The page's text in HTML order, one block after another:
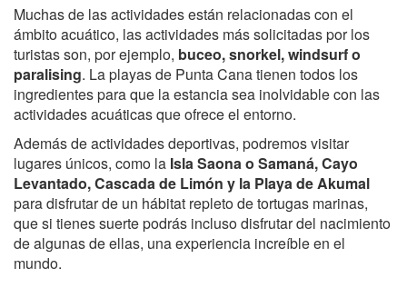
Muchas de las actividades están relacionadas con el
ámbito acuático, las actividades más solicitadas por los
turistas son, por ejemplo, buceo, snorkel, windsurf o
paralising. La playas de Punta Cana tienen todos los
ingredientes para que la estancia sea inolvidable con las
actividades acuáticas que ofrece el entorno.
Además de actividades deportivas, podremos visitar
lugares únicos, como la Isla Saona o Samaná, Cayo
Levantado, Cascada de Limón y la Playa de Akumal
para disfrutar de un hábitat repleto de tortugas marinas,
que si tienes suerte podrás incluso disfrutar del nacimiento
de algunas de ellas, una experiencia increíble en el
mundo.